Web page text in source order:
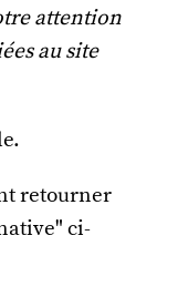
attention
au site
retourner
ci-